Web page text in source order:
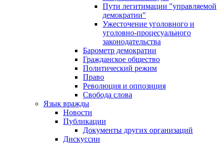
Пути легитимации "управляемой
демократии"
Ужесточение уголовного и
уголовно-процесуального
законодательства
Барометр демократии
Гражданское общество
Политический режим
Право
Революция и оппозиция
Свобода слова
Язык вражды
Новости
Публикации
Документы других организаций
Дискуссии